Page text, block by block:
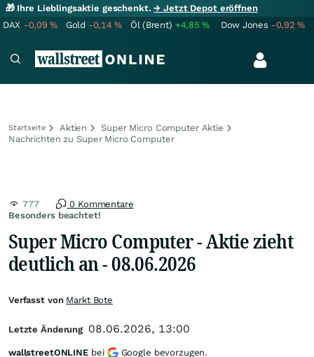
🎁 Ihre Lieblingsaktie geschenkt.→ Jetzt Depot eröffnen
DAX -0,09% Gold -0,14% Öl (Brent) +4,85% Dow Jones -0,92%
Startseite Aktien
Super Micro Computer Aktie
Nachrichten zu Super Micro Computer
Besonders beachtet!
777 0 Kommentare
Super Micro Computer - Aktie zieht
deutlich an - 08.06.2026
Verfasst von Markt Bote
Letzte Änderung 08.06.2026, 13:00
wallstreetONLINE bei Google bevorzugen.